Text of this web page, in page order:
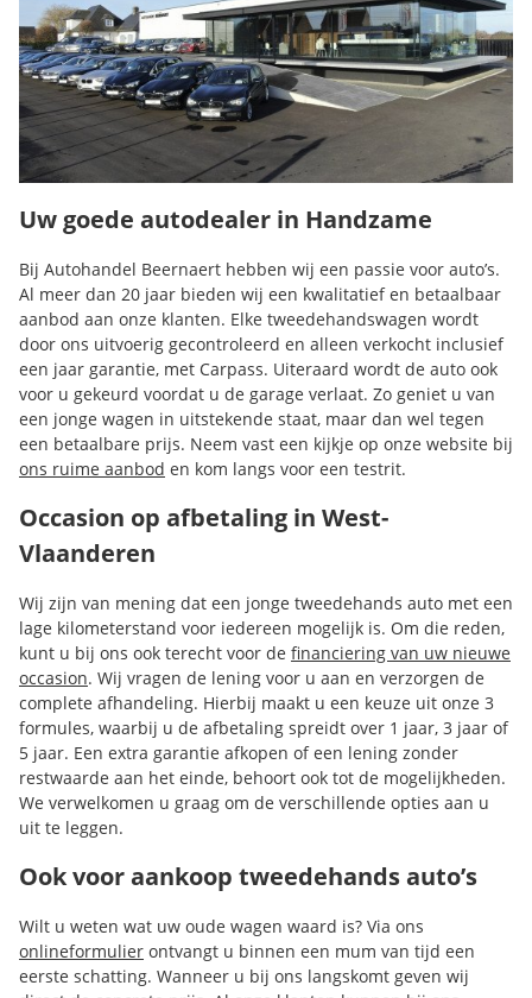
Uw goede autodealer in Handzame
Bij Autohandel Beernaert hebben wij een passie voor auto’s.
Al meer dan 20 jaar bieden wij een kwalitatief en betaalbaar
aanbod aan onze klanten. Elke tweedehandswagen wordt
door ons uitvoerig gecontroleerd en alleen verkocht inclusief
een jaar garantie, met Carpass. Uiteraard wordt de auto ook
voor u gekeurd voordat u de garage verlaat. Zo geniet u van
een jonge wagen in uitstekende staat, maar dan wel tegen
een betaalbare prijs. Neem vast een kijkje op onze website bij
ons ruime aanbod en kom langs voor een testrit.
Occasion op afbetaling in West-
Vlaanderen
Wij zijn van mening dat een jonge tweedehands auto met een
lage kilometerstand voor iedereen mogelijk is. Om die reden,
kunt u bij ons ook terecht voor de financiering van uw nieuwe
occasion. Wij vragen de lening voor u aan en verzorgen de
complete afhandeling. Hierbij maakt u een keuze uit onze 3
formules, waarbij u de afbetaling spreidt over 1 jaar, 3 jaar of
5 jaar. Een extra garantie afkopen of een lening zonder
restwaarde aan het einde, behoort ook tot de mogelijkheden.
We verwelkomen u graag om de verschillende opties aan u
uit te leggen.
Ook voor aankoop tweedehands auto’s
Wilt u weten wat uw oude wagen waard is? Via ons
onlineformulier ontvangt u binnen een mum van tijd een
eerste schatting. Wanneer u bij ons langskomt geven wij